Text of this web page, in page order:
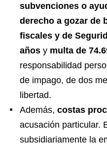
subvenciones o
derecho a gozar de
fiscales y de
años y multa de
responsabilidad
de impago, de dos
libertad.
Además, costas
acusación particular.
subsidiariamente la